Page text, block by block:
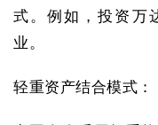
式。例如，投资万
业。
轻重资产结合模式：